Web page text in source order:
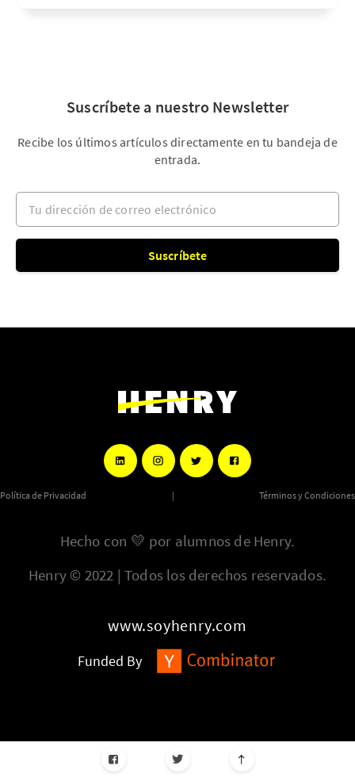
Suscríbete a nuestro Newsletter
Recibe los últimos artículos directamente en tu bandeja de
entrada.
Tu dirección de correo electrónico
Suscríbete
Política de Privacidad | Términos y Condiciones
Hecho con 💛 por alumnos de Henry.
Henry © 2022 | Todos los derechos reservados.
www.soyhenry.com
Funded By